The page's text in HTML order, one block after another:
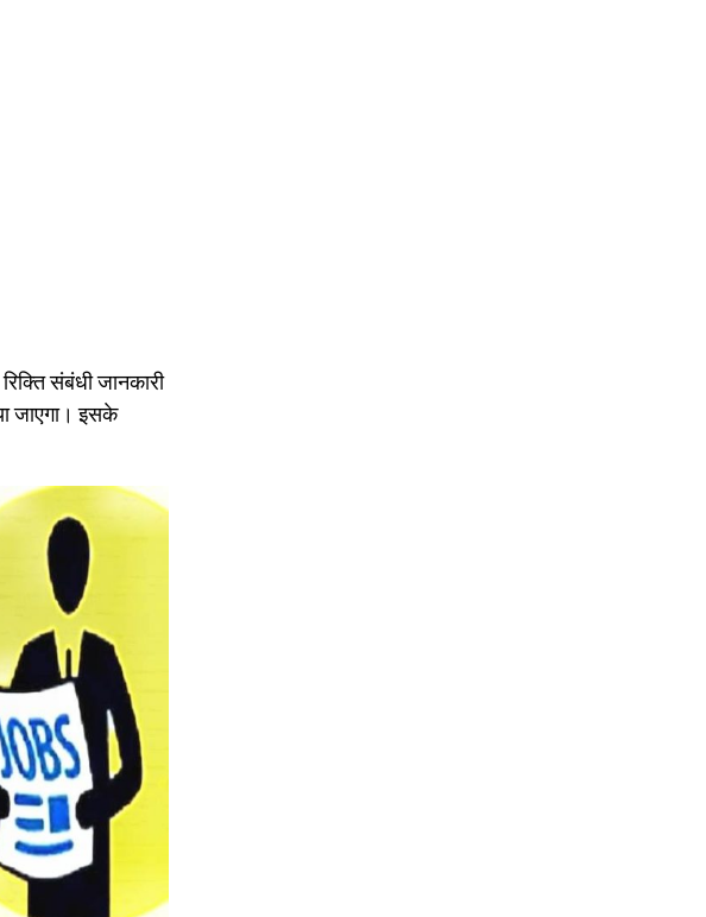
संबंधी जानकारी
जाएगा। इसके